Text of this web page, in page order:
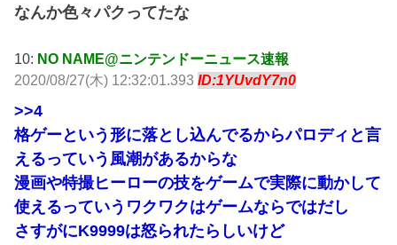
なんか色々パクってたな
10: NO NAME@ニンテンドーニュース速報
2020/08/27(木) 12:32:01.393ID:1YUvdY7n0
>>4
格ゲーという形に落とし込んでるからパロディと言
えるっていう風潮があるからな
漫画や特撮ヒーローの技をゲームで実際に動かして
使えるっていうワクワクはゲームならではだし
さすがにK9999は怒られたらしいけど